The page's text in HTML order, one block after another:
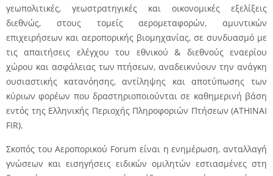
γεωπολιτικές, γεωστρατηγικές και οικονομικές εξελίξεις
διεθνώς, στους τομείς αερομεταφορών, αμυντικών
επιχειρήσεων και αεροπορικής βιομηχανίας, σε συνδυασμό με
τις απαιτήσεις ελέγχου του εθνικού & διεθνούς εναερίου
χώρου και ασφάλειας των πτήσεων, αναδεικνύουν την ανάγκη
ουσιαστικής κατανόησης, αντίληψης και αποτύπωσης των
κύριων φορέων που δραστηριοποιούνται σε καθημερινή βάση
εντός της Ελληνικής Περιοχής Πληροφοριών Πτήσεων (ATHINAI
FIR).
Σκοπός του Αεροπορικού Forum είναι η ενημέρωση, ανταλλαγή
γνώσεων και εισηγήσεις ειδικών ομιλητών εστιασμένες στη